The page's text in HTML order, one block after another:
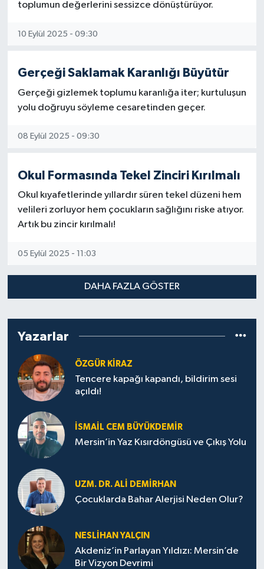
toplumun değerlerini sessizce dönüştürüyor.
10 Eylül 2025 - 09:30
Gerçeği Saklamak Karanlığı Büyütür
Gerçeği gizlemek toplumu karanlığa iter; kurtuluşun
yolu doğruyu söyleme cesaretinden geçer.
08 Eylül 2025 - 09:30
Okul Formasında Tekel Zinciri Kırılmalı
Okul kıyafetlerinde yıllardır süren tekel düzeni hem
velileri zorluyor hem çocukların sağlığını riske atıyor.
Artık bu zincir kırılmalı!
05 Eylül 2025 - 11:03
DAHA FAZLA GÖSTER
Yazarlar
ÖZGÜR KIRAZ
Tencere kapağı kapandı, bildirim sesi
açıldı!
İSMAIL CEM BÜYÜKDEMIR
Mersin’in Yaz Kısırdöngüsü ve Çıkış Yolu
UZM. DR. ALI DEMİRHAN
Çocuklarda Bahar Alerjisi Neden Olur?
NESLIHAN YALÇIN
Akdeniz’in Parlayan Yıldızı: Mersin’de
Bir Vizyon Devrimi